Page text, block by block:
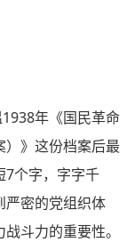
年《国民革命
）》这份档案后最
7个字，字字千
严密的党组织体
斗力的重要性。